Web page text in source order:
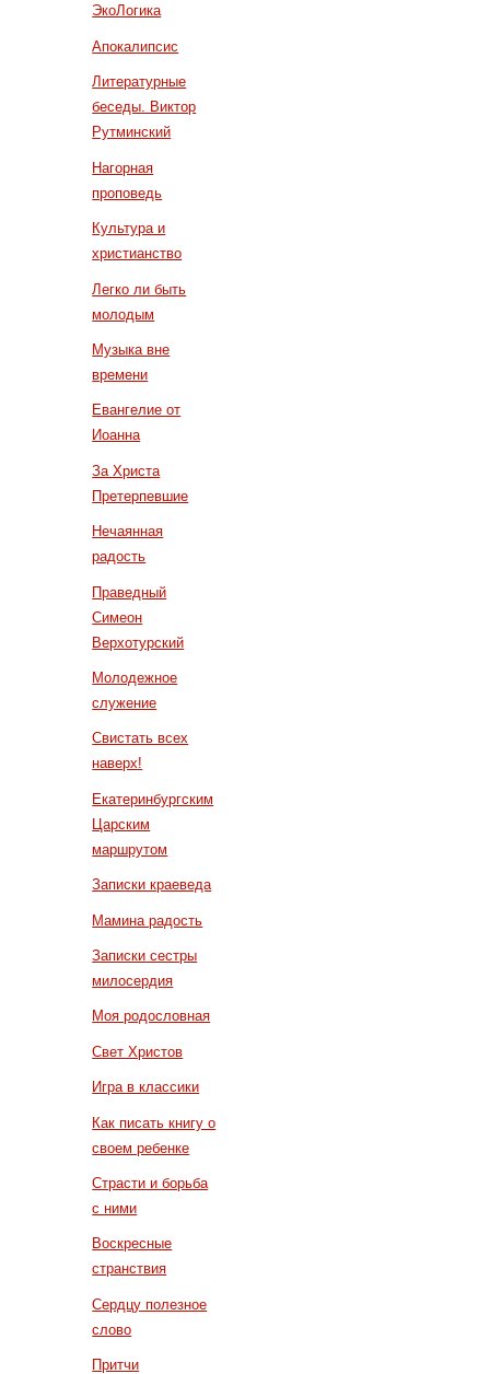
ЭкоЛогика
Апокалипсис
Литературные
беседы. Виктор
Рутминский
Нагорная
проповедь
Культура и
христианство
Легко ли быть
молодым
Музыка вне
времени
Евангелие от
Иоанна
За Христа
Претерпевшие
Нечаянная
радость
Праведный
Симеон
Верхотурский
Молодежное
служение
Свистать всех
наверх!
Екатеринбургским
Царским
маршрутом
Записки краеведа
Мамина радость
Записки сестры
милосердия
Моя родословная
Свет Христов
Игра в классики
Как писать книгу о
своем ребенке
Страсти и борьба
с ними
Воскресные
странствия
Сердцу полезное
слово
Притчи